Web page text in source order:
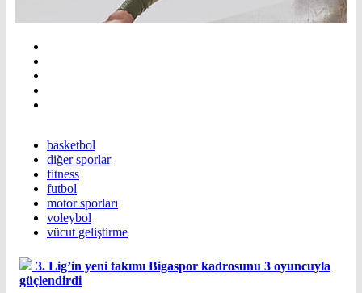
basketbol
diğer sporlar
fitness
futbol
motor sporları
voleybol
vücut geliştirme
3. Lig’in yeni takımı Bigaspor kadrosunu 3 oyuncuyla
güçlendirdi